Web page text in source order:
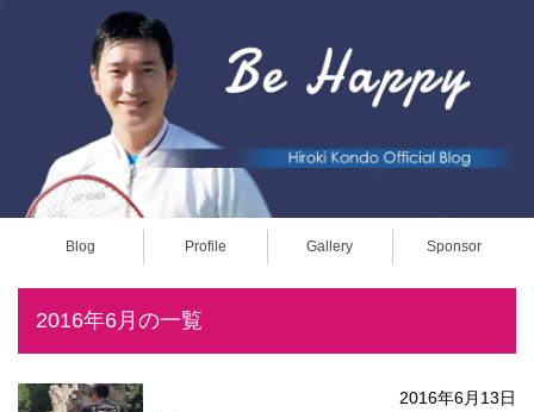
Blog Profile Gallery Sponsor
2016年6月の一覧
2016年6月13日